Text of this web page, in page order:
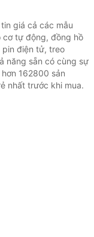
giá cả các mẫu
cơ tự động, đồng hồ
pin điện tử, treo
năng sẵn có cùng sự
162800 sản
nhất trước khi mua.